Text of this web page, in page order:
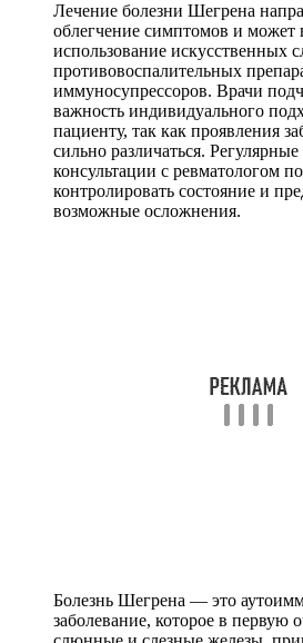
Лечение болезни Шегрена
облегчение симптомов и может
использование искусственных
противовоспалительных
иммуносупрессоров. Врачи
важность индивидуального
пациенту, так как проявления
сильно различаться.
консультации с ревматологом
контролировать состояние и
возможные осложнения.
Болезнь Шегрена — это
заболевание, которое в первую